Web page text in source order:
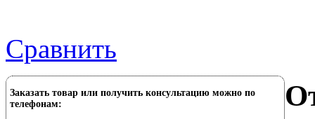
Сравнить
Заказать товар или получить консультацию можно по
телефонам: